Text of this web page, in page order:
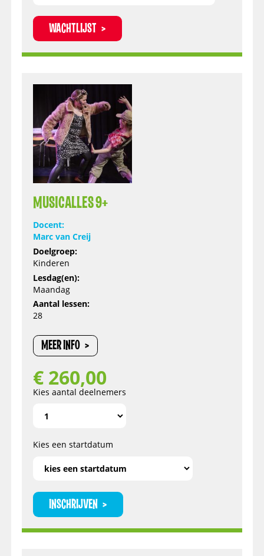
WACHTLIJST
MUSICALLES 9+
Docent:
Marc van Creij
Doelgroep:
Kinderen
Lesdag(en):
Maandag
Aantal lessen:
28
MEER INFO
€ 260,00
Kies aantal deelnemers
Kies een startdatum
INSCHRIJVEN